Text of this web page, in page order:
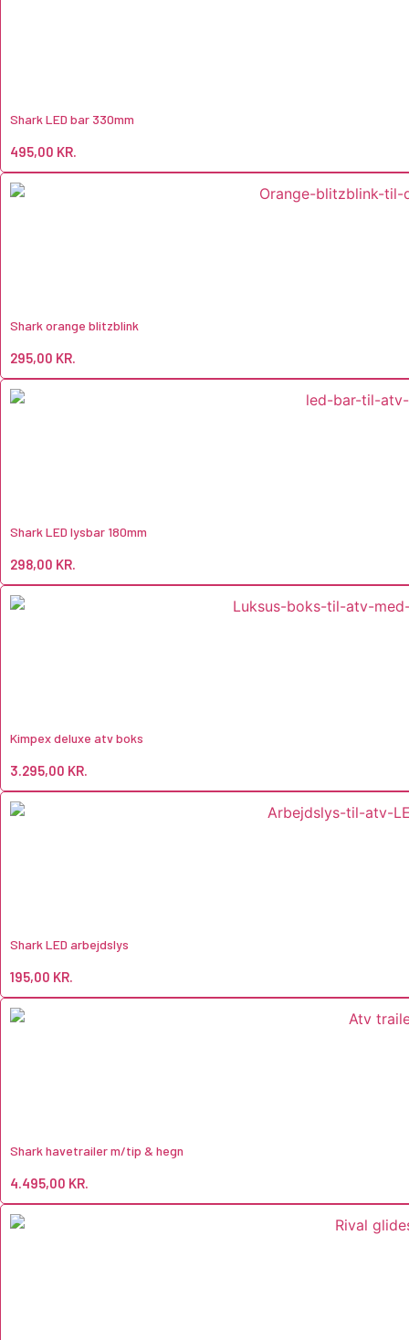
Shark LED bar 330mm
495,00 KR.
Shark orange blitzblink
295,00 KR.
Shark LED lysbar 180mm
298,00 KR.
Kimpex deluxe atv boks
3.295,00 KR.
Shark LED arbejdslys
195,00 KR.
Shark havetrailer m/tip & hegn
4.495,00 KR.